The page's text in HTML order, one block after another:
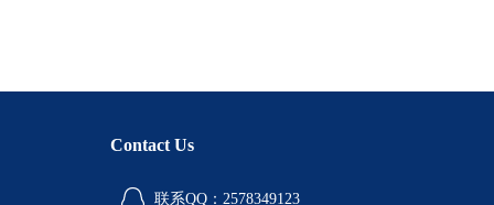
Contact Us
联系QQ：2578349123